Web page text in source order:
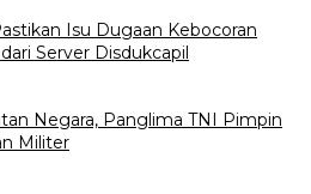
Isu Dugaan Kebocoran
Server Disdukcapil
Negara, Panglima TNI Pimpin
Militer